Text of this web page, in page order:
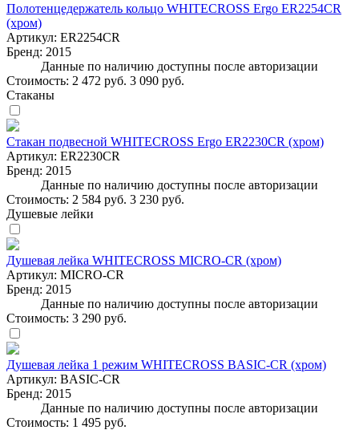
Полотенцедержатель кольцо WHITECROSS Ergo ER2254CR
(хром)
Артикул: ER2254CR
Бренд: 2015
Данные по наличию доступны после авторизации
Стоимость: 2 472 руб. 3 090 руб.
Стаканы
Стакан подвесной WHITECROSS Ergo ER2230CR (хром)
Артикул: ER2230CR
Бренд: 2015
Данные по наличию доступны после авторизации
Стоимость: 2 584 руб. 3 230 руб.
Душевые лейки
Душевая лейка WHITECROSS MICRO-CR (хром)
Артикул: MICRO-CR
Бренд: 2015
Данные по наличию доступны после авторизации
Стоимость: 3 290 руб.
Душевая лейка 1 режим WHITECROSS BASIC-CR (хром)
Артикул: BASIC-CR
Бренд: 2015
Данные по наличию доступны после авторизации
Стоимость: 1 495 руб.